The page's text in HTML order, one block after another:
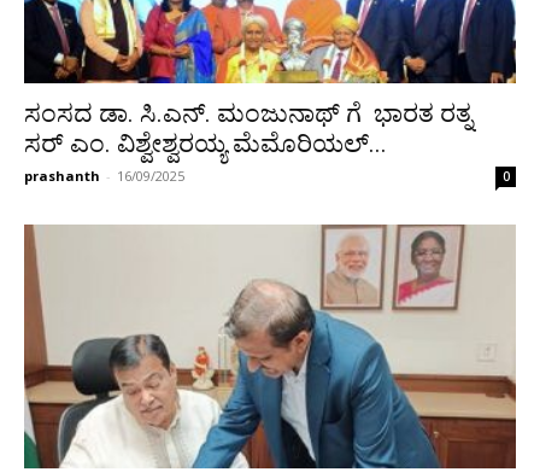
ಸಂಸದ ಡಾ. ಸಿ.ಎನ್. ಮಂಜುನಾಥ್ ಗೆ ಭಾರತ ರತ್ನ
ಸರ್ ಎಂ. ವಿಶ್ವೇಶ್ವರಯ್ಯ ಮೆಮೊರಿಯಲ್...
prashanth - 16/09/2025 0